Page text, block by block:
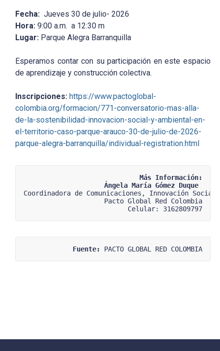
Fecha: Jueves 30 de julio- 2026
Hora: 9:00 a.m. a 12:30 m
Lugar: Parque Alegra Barranquilla
Esperamos contar con su participación en este espacio
de aprendizaje y construcción colectiva.
Inscripciones: https://www.pactoglobal-
colombia.org/formacion/771-conversatorio-mas-alla-
de-la-sostenibilidad-innovacion-social-y-ambiental-en-
el-territorio-caso-parque-arauco-30-de-julio-de-2026-
parque-alegra-barranquilla/individual-registration.html
Más Información:
Ángela María Gómez Duque
Coordinadora de Comunicaciones, Innovación
Pacto Global Red Colombia
Celular: 3162809797
Fuente: PACTO GLOBAL RED COLOMBIA